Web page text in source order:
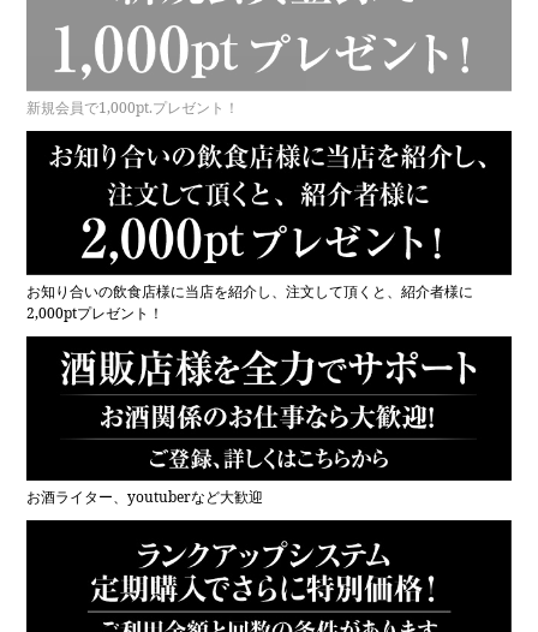
新規会員で1,000pt.プレゼント！
お知り合いの飲食店様に当店を紹介し、注文して頂くと、紹介者様に
2,000ptプレゼント！
お酒ライター、youtuberなど大歓迎